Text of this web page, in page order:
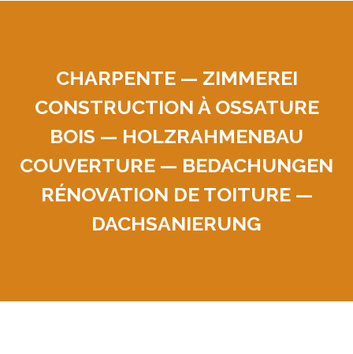
CHARPENTE — ZIMMEREI
CONSTRUCTION À OSSATURE
BOIS — HOLZRAHMENBAU
COUVERTURE — BEDACHUNGEN
RÉNOVATION DE TOITURE —
DACHSANIERUNG